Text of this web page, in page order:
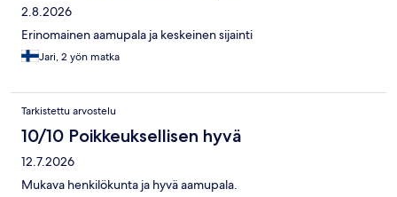
2.8.2026
Erinomainen aamupala ja keskeinen sijainti
Jari, 2 yön matka
Tarkistettu arvostelu
10/10 Poikkeuksellisen hyvä
12.7.2026
Mukava henkilökunta ja hyvä aamupala.